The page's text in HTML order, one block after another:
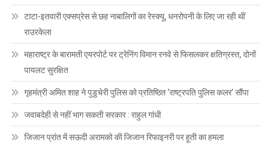
टाटा-इतवारी एक्सप्रेस से छह नाबालिगों का रेस्क्यू, धनरोपनी के लिए जा रही थीं
राउरकेला
महाराष्ट्र के बारामती एयरपोर्ट पर ट्रेनिंग विमान रनवे से फिसलकर क्षतिग्रस्त, दोनों
पायलट सुरक्षित
गृहमंत्री अमित शाह ने पुडुचेरी पुलिस को प्रतिष्ठित ‘राष्ट्रपति पुलिस कलर’ सौंपा
जवाबदेही से नहीं भाग सकती सरकार : राहुल गांधी
जिजान प्रांत में सऊदी अरामको की जिजान रिफाइनरी पर हूती का हमला